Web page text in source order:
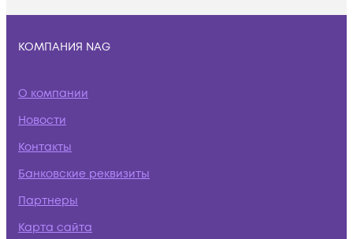
КОМПАНИЯ NAG
О компании
Новости
Контакты
Банковские реквизиты
Партнеры
Карта сайта